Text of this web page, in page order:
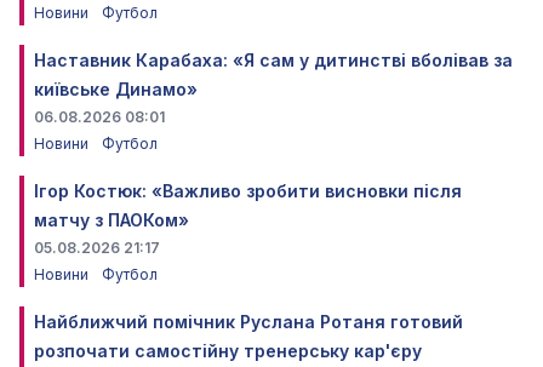
Новини
Футбол
Наставник Карабаха: «Я сам у дитинстві вболівав за
київське Динамо»
06.08.2026 08:01
Новини
Футбол
Ігор Костюк: «Важливо зробити висновки після
матчу з ПАОКом»
05.08.2026 21:17
Новини
Футбол
Найближчий помічник Руслана Ротаня готовий
розпочати самостійну тренерську кар'єру